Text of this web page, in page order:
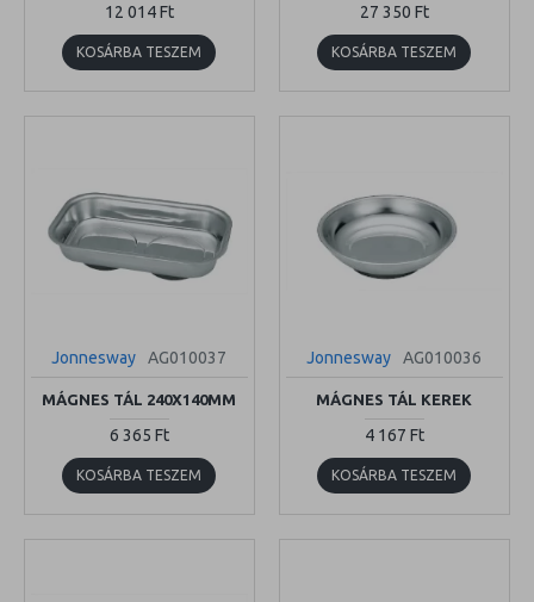
12 014 Ft
KOSÁRBA TESZEM
27 350 Ft
KOSÁRBA TESZEM
Jonnesway AG010037
MÁGNES TÁL 240X140MM
6 365 Ft
KOSÁRBA TESZEM
Jonnesway AG010036
MÁGNES TÁL KEREK
4 167 Ft
KOSÁRBA TESZEM